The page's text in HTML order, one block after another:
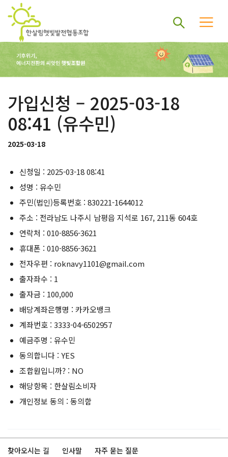
가입신청 – 2025-03-18
08:41 (유수민)
2025-03-18
신청일 : 2025-03-18 08:41
성명 : 유수민
주민(법인)등록번호 : 830221-1644012
주소 : 전라남도 나주시 남평읍 지석로 167, 211동 604호
연락처 : 010-8856-3621
휴대폰 : 010-8856-3621
전자우편 : roknavy1101@gmail.com
출자좌수 : 1
출자금 : 100,000
배당계좌은행명 : 카카오뱅크
계좌번호 : 3333-04-6502957
예금주명 : 유수민
동의합니다 : YES
조합원입니까? : NO
해당항목 : 한살림소비자
개인정보 동의 : 동의함
찾아오시는 길 인사말 자주 묻는 질문